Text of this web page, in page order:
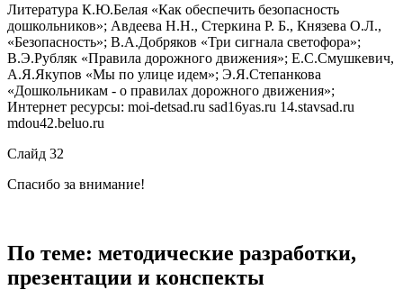
Литература К.Ю.Белая «Как обеспечить безопасность
дошкольников»; Авдеева Н.Н., Стеркина Р. Б., Князева О.Л.,
«Безопасность»; В.А.Добряков «Три сигнала светофора»;
В.Э.Рубляк «Правила дорожного движения»; Е.С.Смушкевич,
А.Я.Якупов «Мы по улице идем»; Э.Я.Степанкова
«Дошкольникам - о правилах дорожного движения»;
Интернет ресурсы: moi-detsad.ru sad16yas.ru 14.stavsad.ru
mdou42.beluo.ru
Слайд 32
Спасибо за внимание!
По теме: методические разработки,
презентации и конспекты